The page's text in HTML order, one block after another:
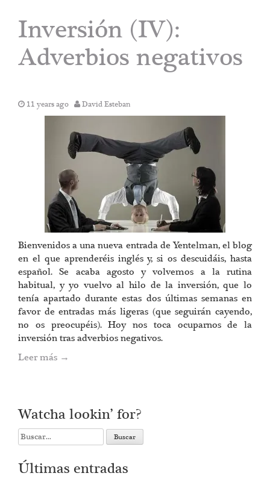
Inversión (IV):
Adverbios negativos
11 years ago David Esteban
Bienvenidos a una nueva entrada de Yentelman, el blog
en el que aprenderéis inglés y, si os descuidáis, hasta
español. Se acaba agosto y volvemos a la rutina
habitual, y yo vuelvo al hilo de la inversión, que lo
tenía apartado durante estas dos últimas semanas en
favor de entradas más ligeras (que seguirán cayendo,
no os preocupéis). Hoy nos toca ocuparnos de la
inversión tras adverbios negativos.
Leer más →
Watcha lookin’ for?
Search
for:
Últimas entradas